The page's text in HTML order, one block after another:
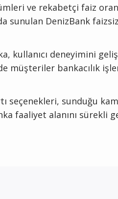
ve rekabetçi faiz
sunulan DenizBank
kullanıcı deneyimini
bankacılık
seçenekleri, sunduğu
faaliyet alanını sürekli